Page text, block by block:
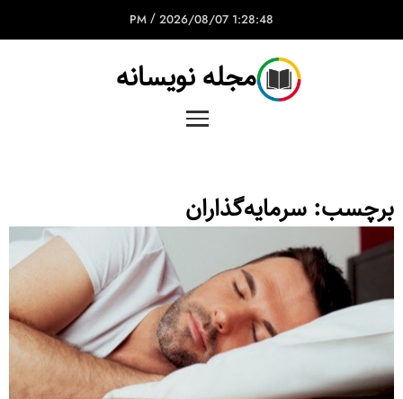
1:28:48 PM
/ 2026/08/07
مجله نویسانه
برچسب: سرمایه‌گذاران